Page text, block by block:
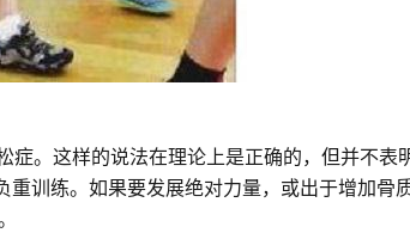
。这样的说法在理论上是正确的，但并不表
训练。如果要发展绝对力量，或出于增加骨